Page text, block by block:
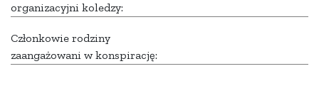
organizacyjni koledzy:
Członkowie rodziny
zaangażowani w konspirację: